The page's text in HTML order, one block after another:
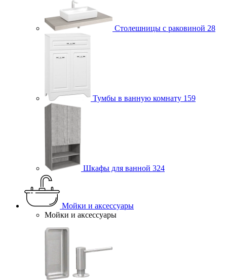
Столешницы с раковиной 28
Тумбы в ванную комнату 159
Шкафы для ванной 324
Мойки и аксессуары
Мойки и аксессуары